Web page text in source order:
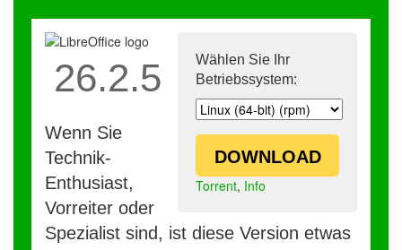
Wählen Sie Ihr
Betriebssystem:
DOWNLOAD
Torrent, Info
26.2.5
Wenn Sie
Technik-
Enthusiast,
Vorreiter oder
Spezialist sind, ist diese Version etwas